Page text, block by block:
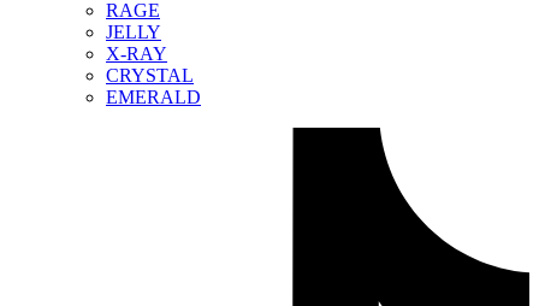
RAGE
JELLY
X-RAY
CRYSTAL
EMERALD